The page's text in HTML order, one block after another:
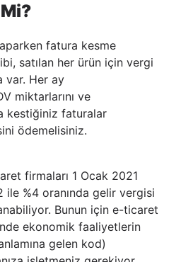
fatura kesme
satılan her ürün için vergi
var. Her ay
miktarlarını ve
kestiğiniz faturalar
ödemelisiniz.
firmaları 1 Ocak 2021
%4 oranında gelir vergisi
Bunun için e-ticaret
ekonomik faaliyetlerin
gelen kod)